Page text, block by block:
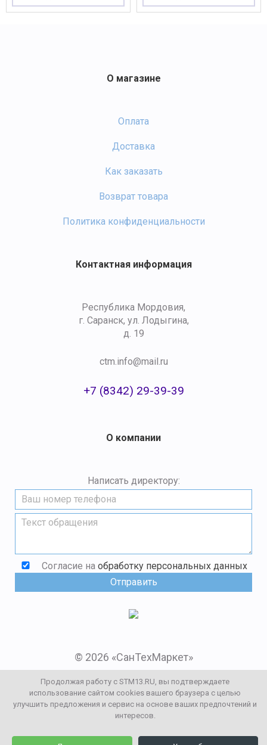
Заказать звонок
0 0
© 2026 «СанТехМаркет»
О магазине
Оплата
Доставка
Как заказать
Возврат товара
Политика конфиденциальности
О компании
Написать директору:
Согласие на обработку персональных данных
Контактная информация
Республика Мордовия,
г. Саранск, ул. Лодыгина,
д. 19
ctm.info@mail.ru
+7 (8342) 29-39-39
Продолжая работу с STM13.RU, вы подтверждаете
использование сайтом cookies вашего браузера с целью
улучшить предложения и сервис на основе ваших предпочтений и
интересов.